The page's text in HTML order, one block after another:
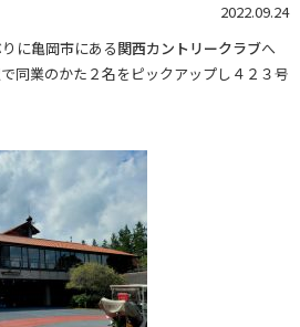
2022.09.24
に亀岡市にある関西カントリークラブへ
同業のかた２名をピックアップし４２３号